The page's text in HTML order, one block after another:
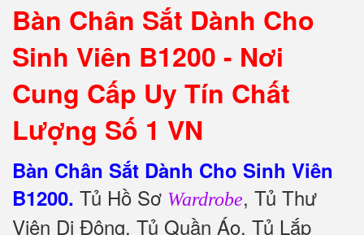
Bàn Chân Sắt Dành Cho
Sinh Viên B1200 - Nơi
Cung Cấp Uy Tín Chất
Lượng Số 1 VN
Bàn Chân Sắt Dành Cho Sinh Viên
B1200. Tủ Hồ Sơ Wardrobe, Tủ Thư
Viện Di Động, Tủ Quần Áo, Tủ Lắp